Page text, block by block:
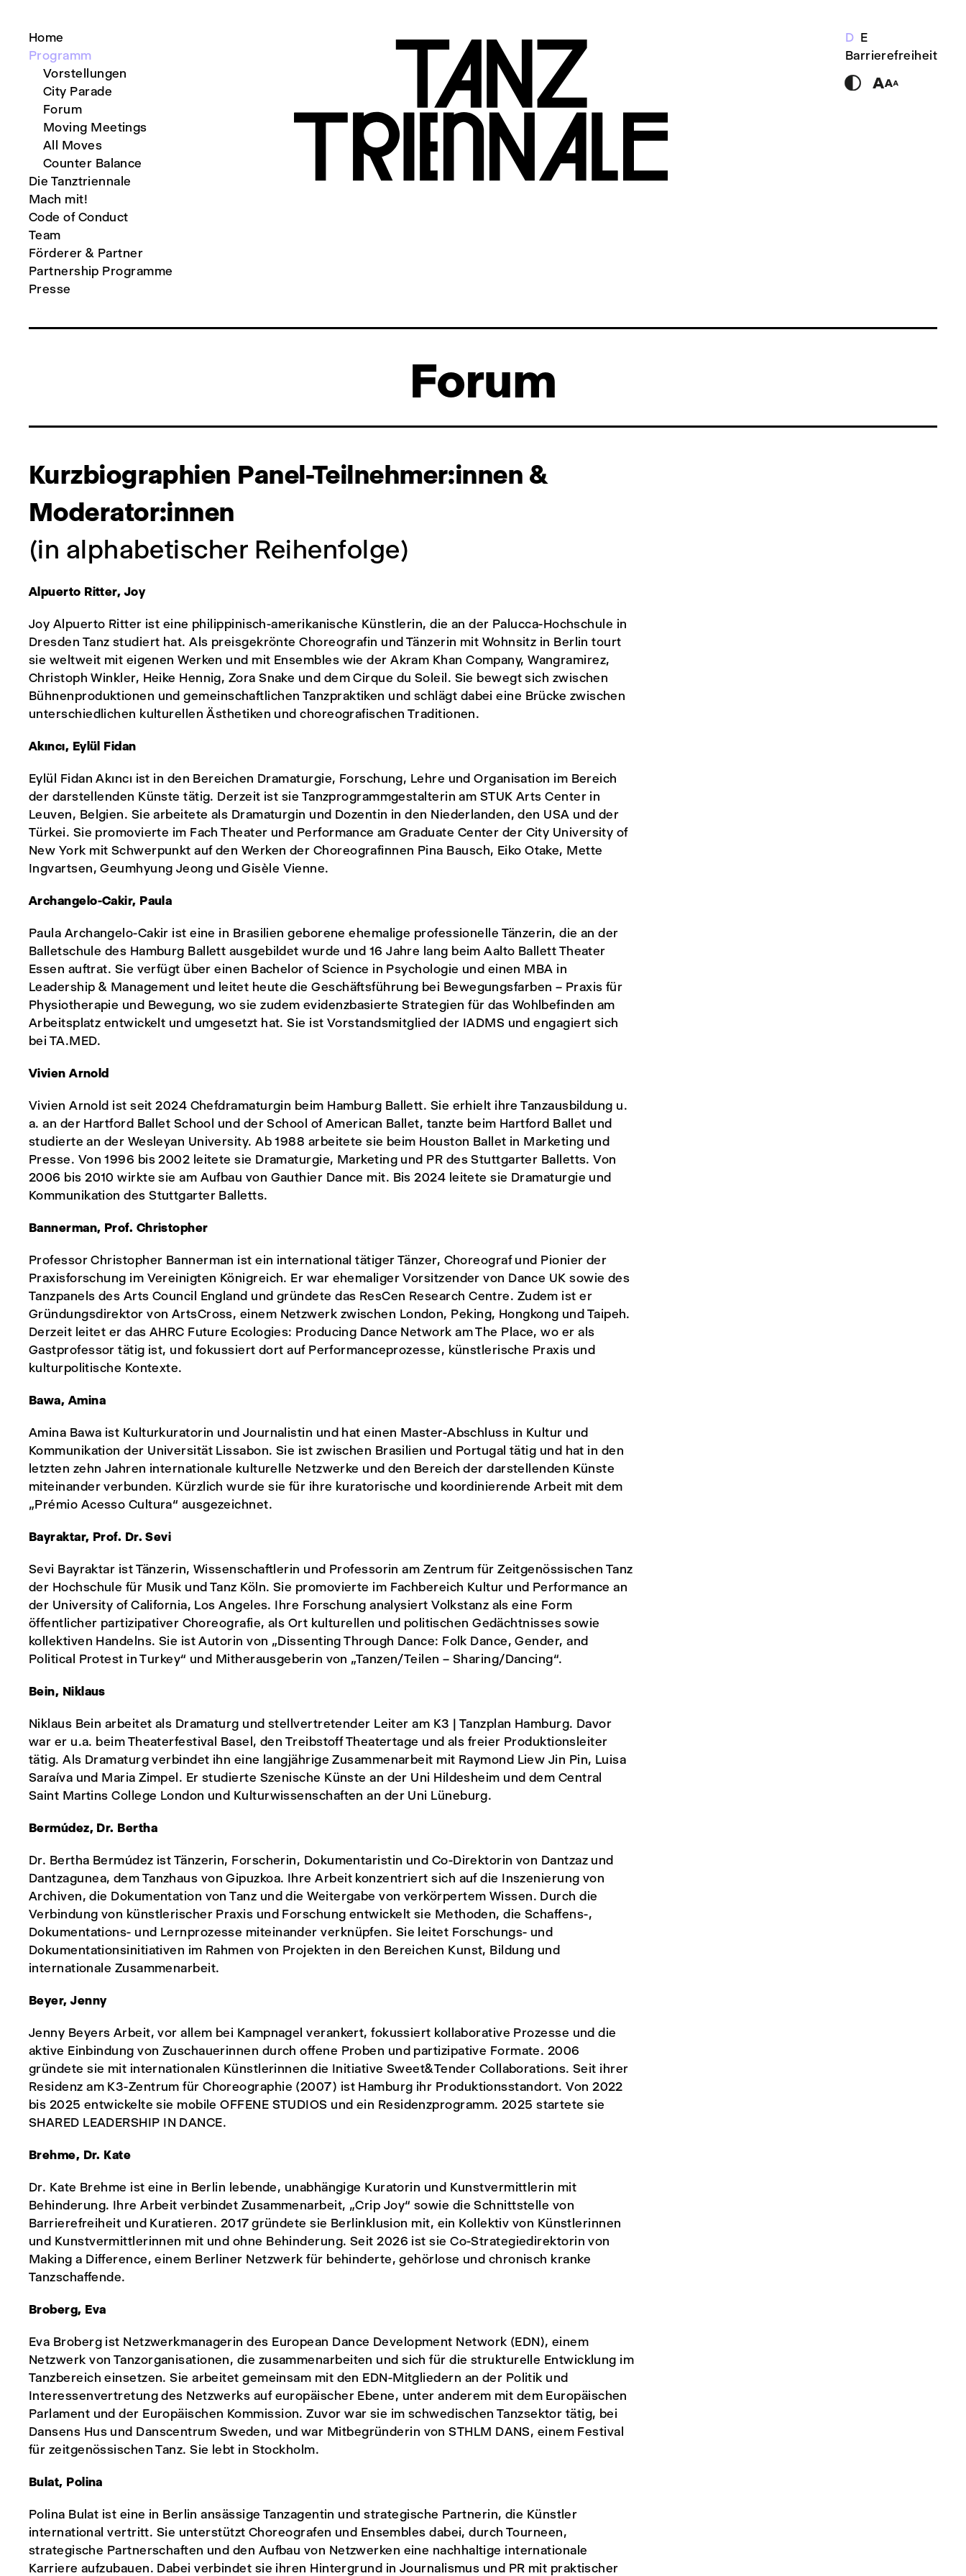
Home
Programm
Vorstellungen
City Parade
Forum
Moving Meetings
All Moves
Counter Balance
Die Tanztriennale
Mach mit!
Code of Conduct
Team
Förderer & Partner
Partnership Programme
Presse
D E
Barrierefreiheit
Forum
Kurzbiographien Panel-Teilnehmer:innen &
Moderator:innen
(in alphabetischer Reihenfolge)
Alpuerto Ritter, Joy
Joy Alpuerto Ritter ist eine philippinisch-amerikanische Künstlerin, die an der Palucca-Hochschule in
Dresden Tanz studiert hat. Als preisgekrönte Choreografin und Tänzerin mit Wohnsitz in Berlin tourt
sie weltweit mit eigenen Werken und mit Ensembles wie der Akram Khan Company, Wangramirez,
Christoph Winkler, Heike Hennig, Zora Snake und dem Cirque du Soleil. Sie bewegt sich zwischen
Bühnenproduktionen und gemeinschaftlichen Tanzpraktiken und schlägt dabei eine Brücke zwischen
unterschiedlichen kulturellen Ästhetiken und choreografischen Traditionen.
Akıncı, Eylül Fidan
Eylül Fidan Akıncı ist in den Bereichen Dramaturgie, Forschung, Lehre und Organisation im Bereich
der darstellenden Künste tätig. Derzeit ist sie Tanzprogrammgestalterin am STUK Arts Center in
Leuven, Belgien. Sie arbeitete als Dramaturgin und Dozentin in den Niederlanden, den USA und der
Türkei. Sie promovierte im Fach Theater und Performance am Graduate Center der City University of
New York mit Schwerpunkt auf den Werken der Choreografinnen Pina Bausch, Eiko Otake, Mette
Ingvartsen, Geumhyung Jeong und Gisèle Vienne.
Archangelo-Cakir, Paula
Paula Archangelo-Cakir ist eine in Brasilien geborene ehemalige professionelle Tänzerin, die an der
Balletschule des Hamburg Ballett ausgebildet wurde und 16 Jahre lang beim Aalto Ballett Theater
Essen auftrat. Sie verfügt über einen Bachelor of Science in Psychologie und einen MBA in
Leadership & Management und leitet heute die Geschäftsführung bei Bewegungsfarben – Praxis für
Physiotherapie und Bewegung, wo sie zudem evidenzbasierte Strategien für das Wohlbefinden am
Arbeitsplatz entwickelt und umgesetzt hat. Sie ist Vorstandsmitglied der IADMS und engagiert sich
bei TA.MED.
Vivien Arnold
Vivien Arnold ist seit 2024 Chefdramaturgin beim Hamburg Ballett. Sie erhielt ihre Tanzausbildung u.
a. an der Hartford Ballet School und der School of American Ballet, tanzte beim Hartford Ballet und
studierte an der Wesleyan University. Ab 1988 arbeitete sie beim Houston Ballet in Marketing und
Presse. Von 1996 bis 2002 leitete sie Dramaturgie, Marketing und PR des Stuttgarter Balletts. Von
2006 bis 2010 wirkte sie am Aufbau von Gauthier Dance mit. Bis 2024 leitete sie Dramaturgie und
Kommunikation des Stuttgarter Balletts.
Bannerman, Prof. Christopher
Professor Christopher Bannerman ist ein international tätiger Tänzer, Choreograf und Pionier der
Praxisforschung im Vereinigten Königreich. Er war ehemaliger Vorsitzender von Dance UK sowie des
Tanzpanels des Arts Council England und gründete das ResCen Research Centre. Zudem ist er
Gründungsdirektor von ArtsCross, einem Netzwerk zwischen London, Peking, Hongkong und Taipeh.
Derzeit leitet er das AHRC Future Ecologies: Producing Dance Network am The Place, wo er als
Gastprofessor tätig ist, und fokussiert dort auf Performanceprozesse, künstlerische Praxis und
kulturpolitische Kontexte.
Bawa, Amina
Amina Bawa ist Kulturkuratorin und Journalistin und hat einen Master-Abschluss in Kultur und
Kommunikation der Universität Lissabon. Sie ist zwischen Brasilien und Portugal tätig und hat in den
letzten zehn Jahren internationale kulturelle Netzwerke und den Bereich der darstellenden Künste
miteinander verbunden. Kürzlich wurde sie für ihre kuratorische und koordinierende Arbeit mit dem
„Prémio Acesso Cultura“ ausgezeichnet.
Bayraktar, Prof. Dr. Sevi
Sevi Bayraktar ist Tänzerin, Wissenschaftlerin und Professorin am Zentrum für Zeitgenössischen Tanz
der Hochschule für Musik und Tanz Köln. Sie promovierte im Fachbereich Kultur und Performance an
der University of California, Los Angeles. Ihre Forschung analysiert Volkstanz als eine Form
öffentlicher partizipativer Choreografie, als Ort kulturellen und politischen Gedächtnisses sowie
kollektiven Handelns. Sie ist Autorin von „Dissenting Through Dance: Folk Dance, Gender, and
Political Protest in Turkey“ und Mitherausgeberin von „Tanzen/Teilen – Sharing/Dancing“.
Bein, Niklaus
Niklaus Bein arbeitet als Dramaturg und stellvertretender Leiter am K3 | Tanzplan Hamburg. Davor
war er u.a. beim Theaterfestival Basel, den Treibstoff Theatertage und als freier Produktionsleiter
tätig. Als Dramaturg verbindet ihn eine langjährige Zusammenarbeit mit Raymond Liew Jin Pin, Luisa
Saraíva und Maria Zimpel. Er studierte Szenische Künste an der Uni Hildesheim und dem Central
Saint Martins College London und Kulturwissenschaften an der Uni Lüneburg.
Bermúdez, Dr. Bertha
Dr. Bertha Bermúdez ist Tänzerin, Forscherin, Dokumentaristin und Co-Direktorin von Dantzaz und
Dantzagunea, dem Tanzhaus von Gipuzkoa. Ihre Arbeit konzentriert sich auf die Inszenierung von
Archiven, die Dokumentation von Tanz und die Weitergabe von verkörpertem Wissen. Durch die
Verbindung von künstlerischer Praxis und Forschung entwickelt sie Methoden, die Schaffens-,
Dokumentations- und Lernprozesse miteinander verknüpfen. Sie leitet Forschungs- und
Dokumentationsinitiativen im Rahmen von Projekten in den Bereichen Kunst, Bildung und
internationale Zusammenarbeit.
Beyer, Jenny
Jenny Beyers Arbeit, vor allem bei Kampnagel verankert, fokussiert kollaborative Prozesse und die
aktive Einbindung von Zuschauerinnen durch offene Proben und partizipative Formate. 2006
gründete sie mit internationalen Künstlerinnen die Initiative Sweet&Tender Collaborations. Seit ihrer
Residenz am K3-Zentrum für Choreographie (2007) ist Hamburg ihr Produktionsstandort. Von 2022
bis 2025 entwickelte sie mobile OFFENE STUDIOS und ein Residenzprogramm. 2025 startete sie
SHARED LEADERSHIP IN DANCE.
Brehme, Dr. Kate
Dr. Kate Brehme ist eine in Berlin lebende, unabhängige Kuratorin und Kunstvermittlerin mit
Behinderung. Ihre Arbeit verbindet Zusammenarbeit, „Crip Joy“ sowie die Schnittstelle von
Barrierefreiheit und Kuratieren. 2017 gründete sie Berlinklusion mit, ein Kollektiv von Künstlerinnen
und Kunstvermittlerinnen mit und ohne Behinderung. Seit 2026 ist sie Co-Strategiedirektorin von
Making a Difference, einem Berliner Netzwerk für behinderte, gehörlose und chronisch kranke
Tanzschaffende.
Broberg, Eva
Eva Broberg ist Netzwerkmanagerin des European Dance Development Network (EDN), einem
Netzwerk von Tanzorganisationen, die zusammenarbeiten und sich für die strukturelle Entwicklung im
Tanzbereich einsetzen. Sie arbeitet gemeinsam mit den EDN-Mitgliedern an der Politik und
Interessenvertretung des Netzwerks auf europäischer Ebene, unter anderem mit dem Europäischen
Parlament und der Europäischen Kommission. Zuvor war sie im schwedischen Tanzsektor tätig, bei
Dansens Hus und Danscentrum Sweden, und war Mitbegründerin von STHLM DANS, einem Festival
für zeitgenössischen Tanz. Sie lebt in Stockholm.
Bulat, Polina
Polina Bulat ist eine in Berlin ansässige Tanzagentin und strategische Partnerin, die Künstler
international vertritt. Sie unterstützt Choreografen und Ensembles dabei, durch Tourneen,
strategische Partnerschaften und den Aufbau von Netzwerken eine nachhaltige internationale
Karriere aufzubauen. Dabei verbindet sie ihren Hintergrund in Journalismus und PR mit praktischer